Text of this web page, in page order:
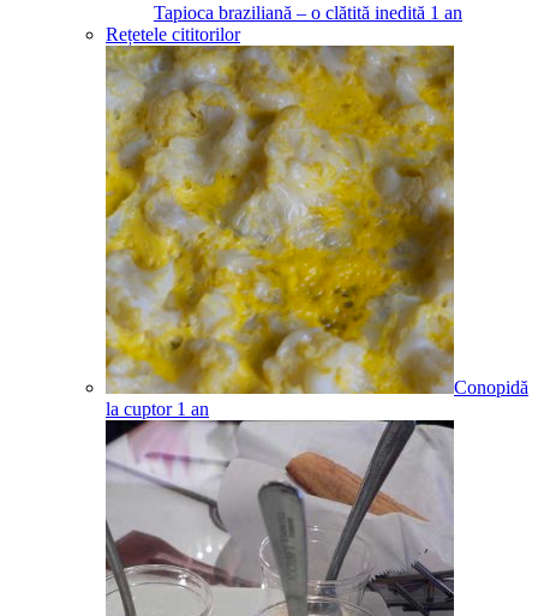
Tapioca braziliană – o clătită inedită 1 an
Rețetele cititorilor
Conopidă
la cuptor 1 an